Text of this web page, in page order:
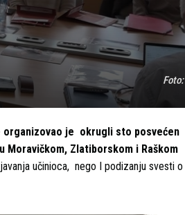
Foto:
organizovao je okrugli sto posvećen
Zlatiborskom i Raškom
učinioca, nego I podizanju svesti o